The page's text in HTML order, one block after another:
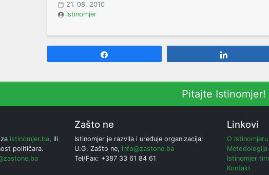
21. 08. 2010
Istinomjer
Pitajte Istinomjer!
istinomjer.ba, ili
političara.
Zašto ne
Istinomjer je razvila i uređuje organizacija:
U.G. Zašto ne, info@zastone.ba
Tel/Fax: +387 33 61 84 61
Linkovi
O Istinomjeru
Metodologija
Istinomjer tim
Kontakt